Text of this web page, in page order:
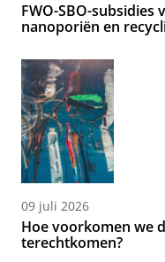
FWO-SBO-
nanoporiën en
09 juli 2026
Hoe voorkomen we
terechtkomen?